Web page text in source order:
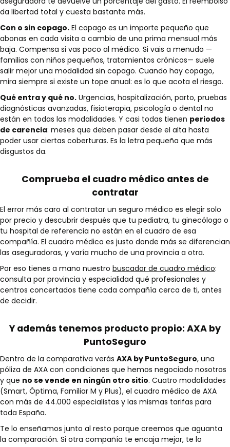
da libertad total y cuesta bastante más.
Con o sin copago. El copago es un importe pequeño que
abonas en cada visita a cambio de una prima mensual más
baja. Compensa si vas poco al médico. Si vais a menudo —
familias con niños pequeños, tratamientos crónicos— suele
salir mejor una modalidad sin copago. Cuando hay copago,
mira siempre si existe un tope anual: es lo que acota el riesgo.
Qué entra y qué no. Urgencias, hospitalización, parto, pruebas
diagnósticas avanzadas, fisioterapia, psicología o dental no
están en todas las modalidades. Y casi todas tienen periodos
de carencia: meses que deben pasar desde el alta hasta
poder usar ciertas coberturas. Es la letra pequeña que más
disgustos da.
Comprueba el cuadro médico antes de
contratar
El error más caro al contratar un seguro médico es elegir solo
por precio y descubrir después que tu pediatra, tu ginecólogo o
tu hospital de referencia no están en el cuadro de esa
compañía. El cuadro médico es justo donde más se diferencian
las aseguradoras, y varía mucho de una provincia a otra.
Por eso tienes a mano nuestro buscador de cuadro médico:
consulta por provincia y especialidad qué profesionales y
centros concertados tiene cada compañía cerca de ti, antes
de decidir.
Y además tenemos producto propio: AXA by
PuntoSeguro
Dentro de la comparativa verás AXA by PuntoSeguro, una
póliza de AXA con condiciones que hemos negociado nosotros
y que no se vende en ningún otro sitio. Cuatro modalidades
(Smart, Óptima, Familiar M y Plus), el cuadro médico de AXA
con más de 44.000 especialistas y las mismas tarifas para
toda España.
Te lo enseñamos junto al resto porque creemos que aguanta
la comparación. Si otra compañía te encaja mejor, te lo